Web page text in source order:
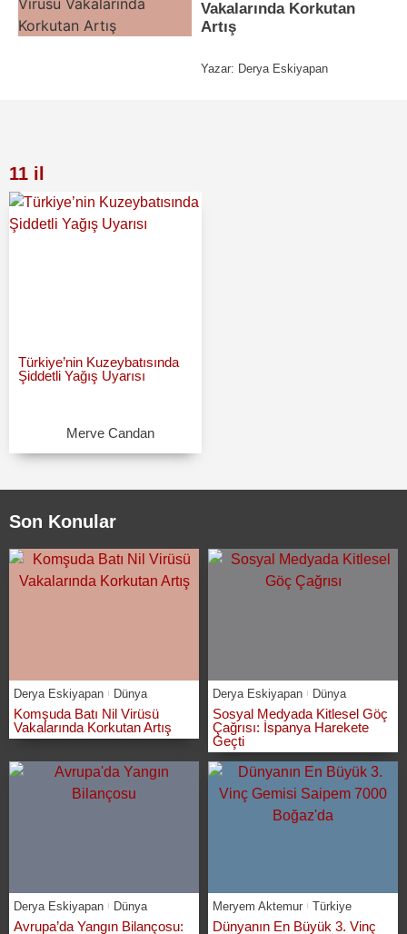
Vakalarında Korkutan
Artış
Yazar: Derya Eskiyapan
11 il
Türkiye’nin Kuzeybatısında
Şiddetli Yağış Uyarısı
Merve Candan
Son Konular
Derya Eskiyapan Dünya
Komşuda Batı Nil Virüsü
Vakalarında Korkutan Artış
Derya Eskiyapan Dünya
Sosyal Medyada Kitlesel Göç
Çağrısı: İspanya Harekete
Geçti
Derya Eskiyapan Dünya
Avrupa’da Yangın Bilançosu:
Meryem Aktemur Türkiye
Dünyanın En Büyük 3. Vinç